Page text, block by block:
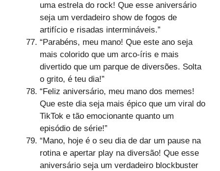
uma estrela do rock! Que esse aniversário
seja um verdadeiro show de fogos de
artifício e risadas intermináveis.”
“Parabéns, meu mano! Que este ano seja
mais colorido que um arco-íris e mais
divertido que um parque de diversões. Solta
o grito, é teu dia!”
“Feliz aniversário, meu mano dos memes!
Que este dia seja mais épico que um viral do
TikTok e tão emocionante quanto um
episódio de série!”
“Mano, hoje é o seu dia de dar um pause na
rotina e apertar play na diversão! Que esse
aniversário seja um verdadeiro blockbuster